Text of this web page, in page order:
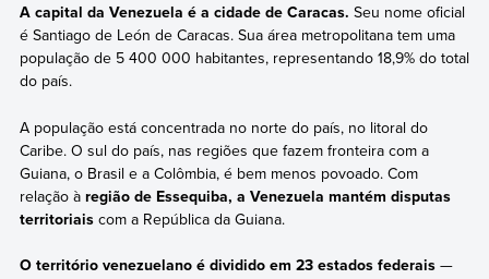
A capital da Venezuela é a cidade de Caracas. Seu nome oficial
é Santiago de León de Caracas. Sua área metropolitana tem uma
população de 5 400 000 habitantes, representando 18,9% do total
do país.
A população está concentrada no norte do país, no litoral do
Caribe. O sul do país, nas regiões que fazem fronteira com a
Guiana, o Brasil e a Colômbia, é bem menos povoado. Com
relação à região de Essequiba, a Venezuela mantém disputas
territoriaiscom a República da Guiana.
O território venezuelano é dividido em 23 estados federais—